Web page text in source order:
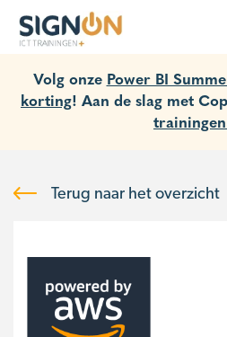
Volg onze Power BI
korting! Aan de slag met
Terug naar het overzicht